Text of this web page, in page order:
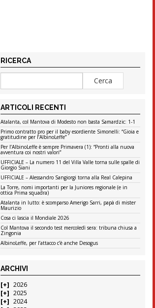
RICERCA
ARTICOLI RECENTI
Atalanta, col Mantova di Modesto non basta Samardzic: 1-1
Primo contratto pro per il baby esordiente Simonelli: “Gioia e
gratitudine per l’AlbinoLeffe”
Per l’AlbinoLeffe è sempre Primavera (1): “Pronti alla nuova
avventura coi nostri valori”
UFFICIALE – La numero 11 del Villa Valle torna sulle spalle di
Giorgio Siani
UFFICIALE – Alessandro Sangiorgi torna alla Real Calepina
La Torre, nomi importanti per la Juniores regionale (e in
ottica Prima squadra)
Atalanta in lutto: è scomparso Amerigo Sarri, papà di mister
Maurizio
Cosa ci lascia il Mondiale 2026
Col Mantova il secondo test mercoledì sera: tribuna chiusa a
Zingonia
AlbinoLeffe, per l’attacco c’è anche Desogus
ARCHIVI
2026
2025
2024